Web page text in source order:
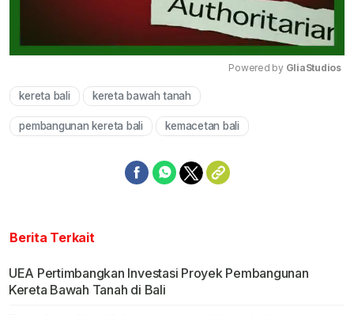
Powered by GliaStudios
kereta bali kereta bawah tanah
pembangunan kereta bali kemacetan bali
Berita Terkait
UEA Pertimbangkan Investasi Proyek Pembangunan
Kereta Bawah Tanah di Bali